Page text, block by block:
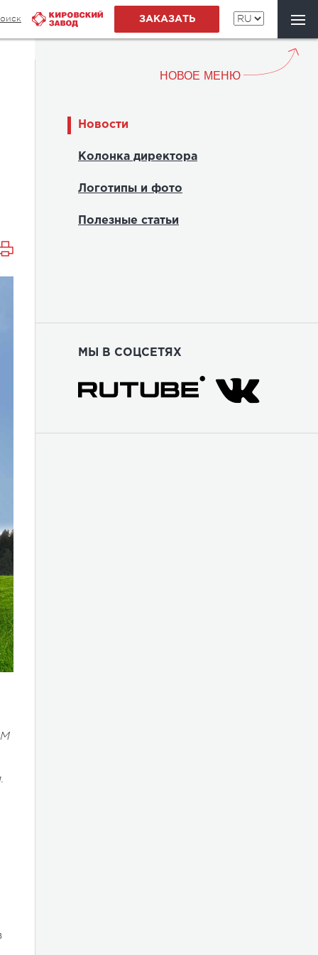
НОВОЕ МЕНЮ
ЗАКАЗАТЬ
.
Новости
Колонка директора
Логотипы и фото
Полезные статьи
МЫ В СОЦСЕТЯХ